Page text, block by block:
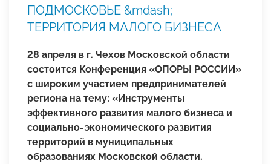
ПОДМОСКОВЬЕ &mdash;
ТЕРРИТОРИЯ МАЛОГО БИЗНЕСА
28 апреля в г. Чехов Московской области
состоится Конференция «ОПОРЫ РОССИИ»
с широким участием предпринимателей
региона на тему: «Инструменты
эффективного развития малого бизнеса и
социально-экономического развития
территорий в муниципальных
образованиях Московской области.